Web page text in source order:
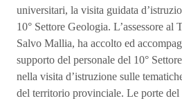
universitari, la visita guidata
10° Settore Geologia. L’assessore al
Salvo Mallia, ha accolto ed
supporto del personale del 10°
nella visita d’istruzione sulle
del territorio provinciale. Le porte